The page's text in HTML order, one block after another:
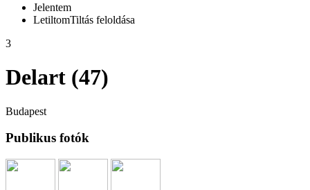
Jelentem
LetiltomTiltás feloldása
3
Delart (47)
Budapest
Publikus fotók